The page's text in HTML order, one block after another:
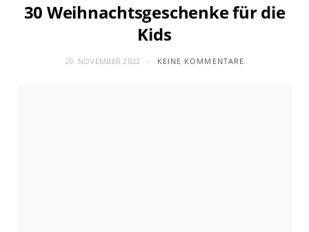
30 Weihnachtsgeschenke für die
Kids
29. NOVEMBER 2022 KEINE KOMMENTARE